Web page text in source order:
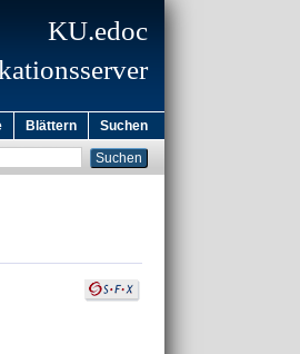
KU.edoc
Blättern Suchen